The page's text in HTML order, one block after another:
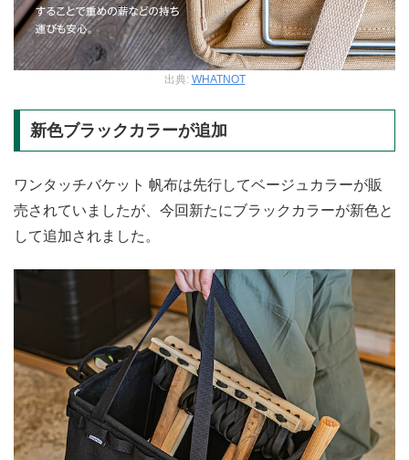
出典: WHATNOT
新色ブラックカラーが追加
ワンタッチバケット 帆布は先行してベージュカラーが販
売されていましたが、今回新たにブラックカラーが新色と
して追加されました。